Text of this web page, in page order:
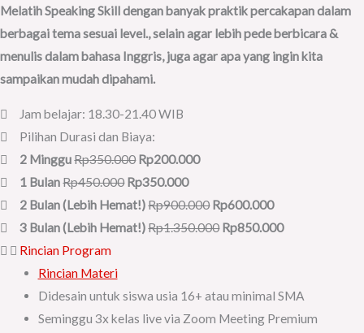
Melatih Speaking Skill dengan banyak praktik percakapan dalam
berbagai tema sesuai level., selain agar lebih pede berbicara &
menulis dalam bahasa Inggris, juga agar apa yang ingin kita
sampaikan mudah dipahami.
Jam belajar: 18.30-21.40 WIB
Pilihan Durasi dan Biaya:
2 MingguRp350.000 Rp200.000
1 BulanRp450.000 Rp350.000
2 Bulan (Lebih Hemat!)Rp900.000 Rp600.000
3 Bulan (Lebih Hemat!)Rp1.350.000 Rp850.000
Rincian Program
Rincian Materi
Didesain untuk siswa usia 16+ atau minimal SMA
Seminggu 3x kelas live via Zoom Meeting Premium